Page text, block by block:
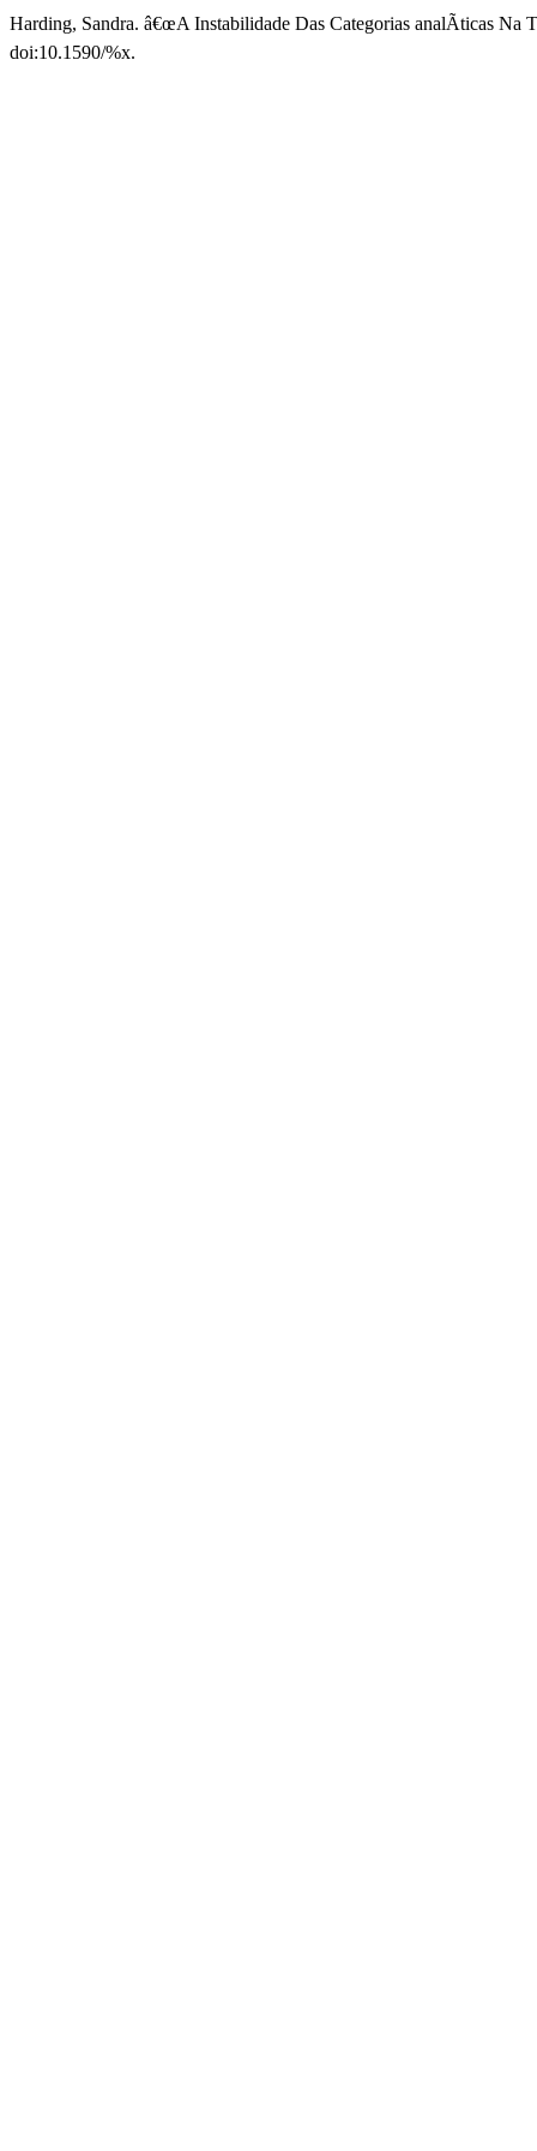
Harding, Sandra. â€œA Instabilidade Das Categorias analÃ­ticas Na
doi:10.1590/%x.